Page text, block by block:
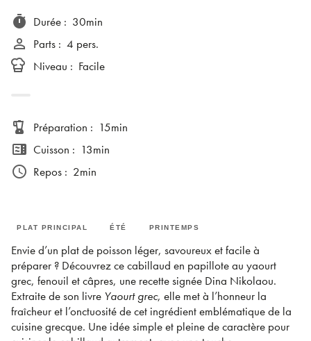
timer Durée : 30min
person_outline Parts : 4 pers.
Niveau : Facile
blender Préparation : 15min
microwave Cuisson : 13min
access_time Repos : 2min
PLAT PRINCIPAL ÉTÉ PRINTEMPS
Envie d’un plat de poisson léger, savoureux et facile à
préparer ? Découvrez ce cabillaud en papillote au yaourt
grec, fenouil et câpres, une recette signée Dina Nikolaou.
Extraite de son livre Yaourt grec, elle met à l’honneur la
fraîcheur et l’onctuosité de cet ingrédient emblématique de la
cuisine grecque. Une idée simple et pleine de caractère pour